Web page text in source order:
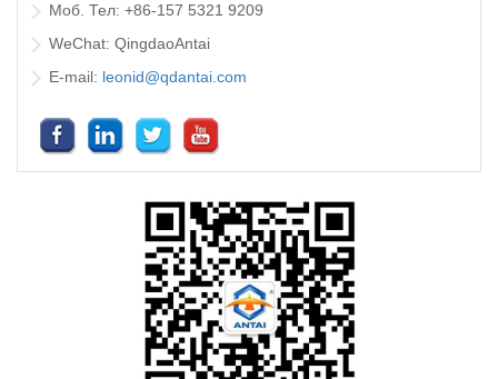
Моб. Тел: +86-157 5321 9209
WeChat: QingdaoAntai
E-mail: leonid@qdantai.com